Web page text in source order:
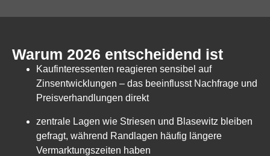
Warum 2026 entscheidend ist
Kaufinteressenten reagieren sensibel auf
Zinsentwicklungen – das beeinflusst Nachfrage und
Preisverhandlungen direkt
zentrale Lagen wie Striesen und Blasewitz bleiben
gefragt, während Randlagen häufig längere
Vermarktungszeiten haben